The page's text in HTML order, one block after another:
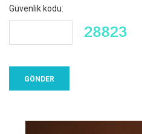
Güvenlik kodu: